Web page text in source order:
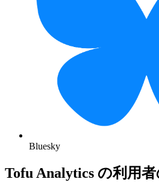
Bluesky
Tofu Analytics の利用